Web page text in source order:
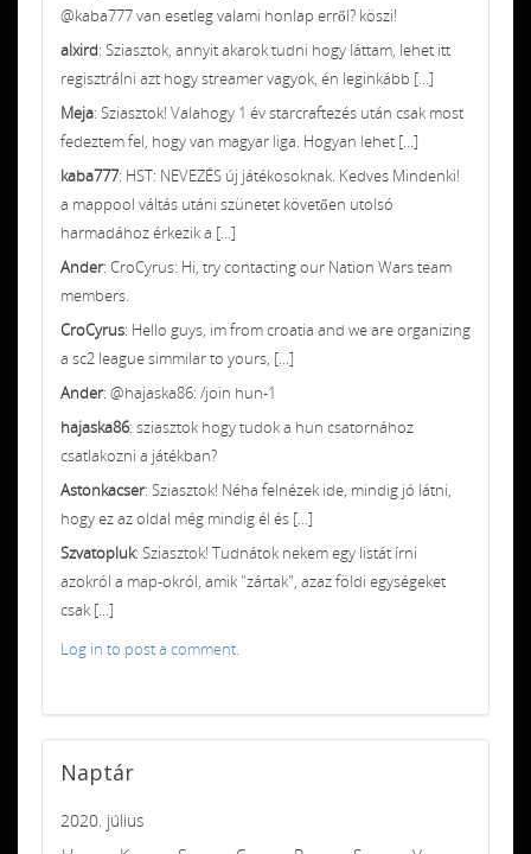
@kaba777 van esetleg valami honlap erről? köszi!
alxird: Sziasztok, annyit akarok tudni hogy láttam, lehet itt
regisztrálni azt hogy streamer vagyok, én leginkább [...]
Meja: Sziasztok! Valahogy 1 év starcraftezés után csak most
fedeztem fel, hogy van magyar liga. Hogyan lehet [...]
kaba777: HST: NEVEZÉS új játékosoknak. Kedves Mindenki!
a mappool váltás utáni szünetet követően utolsó
harmadához érkezik a [...]
Ander: CroCyrus: Hi, try contacting our Nation Wars team
members.
CroCyrus: Hello guys, im from croatia and we are organizing
a sc2 league simmilar to yours, [...]
Ander: @hajaska86: /join hun-1
hajaska86: sziasztok hogy tudok a hun csatornához
csatlakozni a játékban?
Astonkacser: Sziasztok! Néha felnézek ide, mindig jó látni,
hogy ez az oldal még mindig él és [...]
Szvatopluk: Sziasztok! Tudnátok nekem egy listát írni
azokról a map-okról, amik "zártak", azaz földi egységeket
csak [...]
Log in to post a comment.
Naptár
2020. július